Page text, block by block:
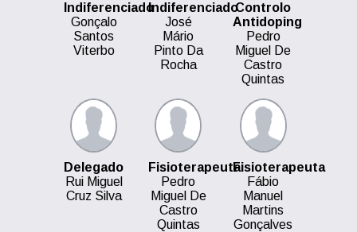
Indiferenciado
Gonçalo
Santos
Viterbo
Indiferenciado
José
Mário
Pinto Da
Rocha
Controlo
Antidoping
Pedro
Miguel De
Castro
Quintas
Delegado
Rui Miguel
Cruz Silva
Fisioterapeuta
Pedro
Miguel De
Castro
Quintas
Fisioterapeuta
Fábio
Manuel
Martins
Gonçalves